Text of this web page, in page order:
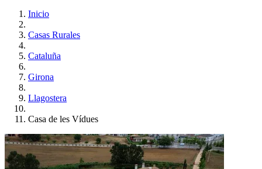
Inicio
Casas Rurales
Cataluña
Girona
Llagostera
Casa de les Vídues